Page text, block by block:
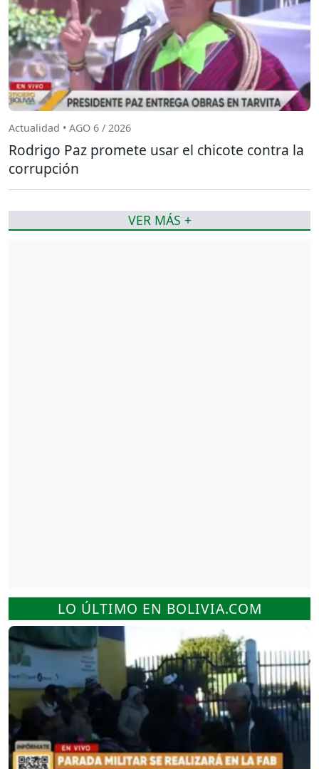
LO ÚLTIMO EN BOLIVIA.COM
Actualidad • AGO 6 / 2026
Rodrigo Paz promete usar el chicote contra la
corrupción
VER MÁS +